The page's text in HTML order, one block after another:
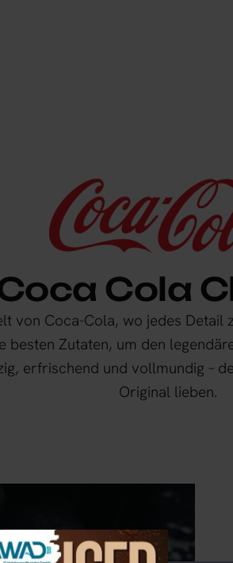
Cola
von Coca-Cola, wo jedes Detail
besten Zutaten, um den
erfrischend und vollmundig –
Original lieben.